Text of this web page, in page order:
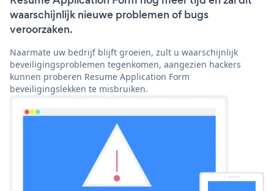
waarschijnlijk nieuwe problemen of bugs
veroorzaken.
Naarmate uw bedrijf blijft groeien, zult u waarschijnlijk
beveiligingsproblemen tegenkomen, aangezien hackers
kunnen proberen Resume Application Form
beveiligingslekken te misbruiken.